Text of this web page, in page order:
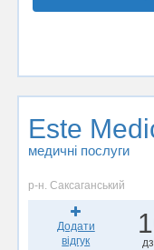
Este
медичні послуги
р-н. Саксаганський
Додати
відгук